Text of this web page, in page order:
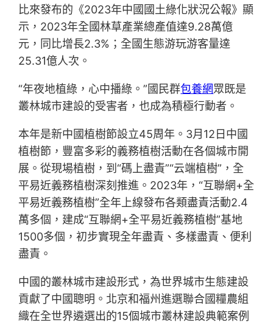
比來發布的《2023年中國國土綠化狀況公報》顯
示，2023年全國林草產業總產值達9.28萬億
元，同比增長2.3%；全國生態游玩游客量達
25.31億人次。
“年夜地植綠，心中播綠。”國民群包養網眾既是
叢林城市建設的受害者，也成為積極行動者。
本年是新中國植樹節設立45周年。3月12日中國
植樹節，豐富多彩的義務植樹活動在各個城市開
展。從現場植樹，到“碼上盡責”“云端植樹”，全
平易近義務植樹深刻推進。2023年，“互聯網+全
平易近義務植樹”全年上線發布各類盡責活動2.4
萬多個，建成“互聯網+全平易近義務植樹”基地
1500多個，初步實現全年盡責、多樣盡責、便利
盡責。
中國的叢林城市建設形式，為世界城市生態建設
貢獻了中國聰明。北京和福州進選聯合國糧農組
織在全世界遴選出的15個城市叢林建設典範案例